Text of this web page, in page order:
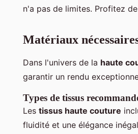
n'a pas de limites. Profitez
Matériaux
Dans l'univers de la haute
garantir un rendu
Types de tissus
Les tissus haute couture
fluidité et une élégance